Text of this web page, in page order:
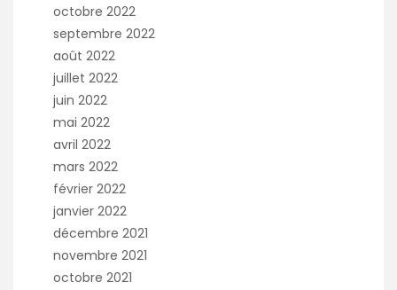
octobre 2022
septembre 2022
août 2022
juillet 2022
juin 2022
mai 2022
avril 2022
mars 2022
février 2022
janvier 2022
décembre 2021
novembre 2021
octobre 2021